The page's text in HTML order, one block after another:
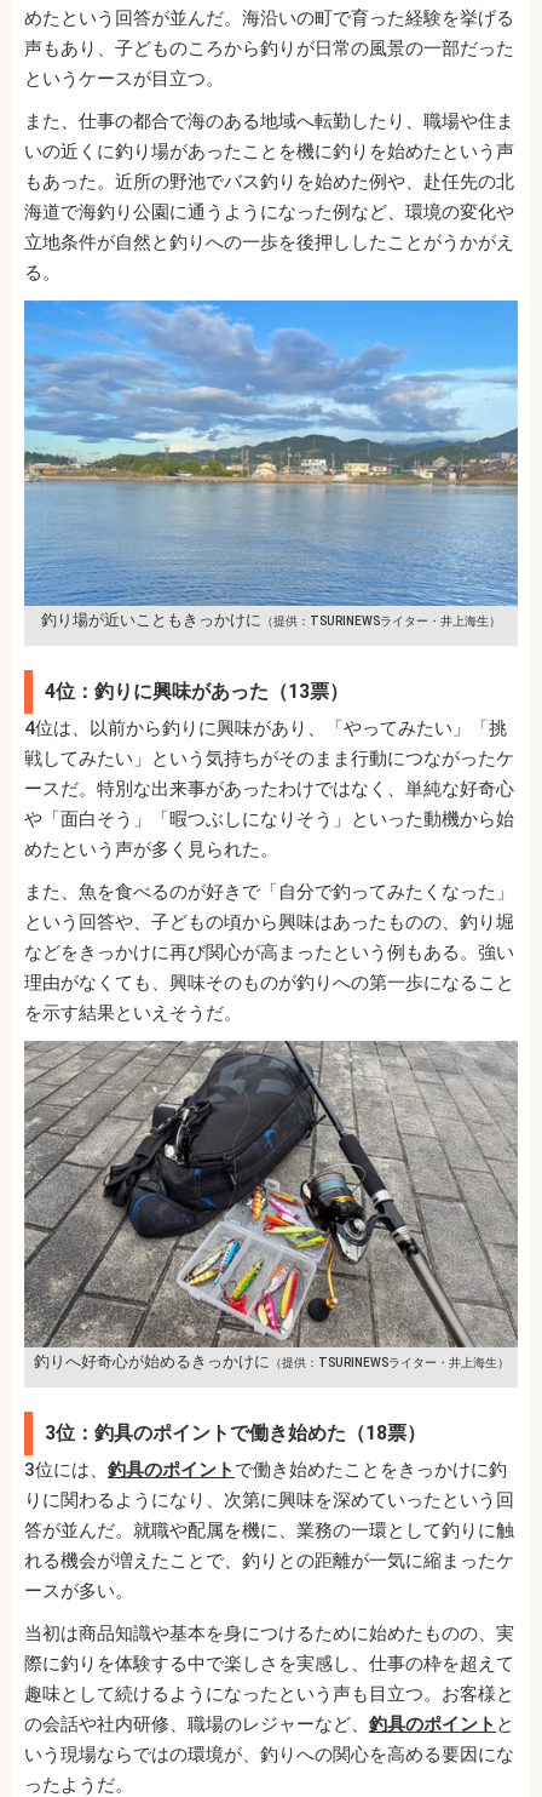
めたという回答が並んだ。海沿いの町で育った経験を挙げる
声もあり、子どものころから釣りが日常の風景の一部だった
というケースが目立つ。
また、仕事の都合で海のある地域へ転勤したり、職場や住ま
いの近くに釣り場があったことを機に釣りを始めたという声
もあった。近所の野池でバス釣りを始めた例や、赴任先の北
海道で海釣り公園に通うようになった例など、環境の変化や
立地条件が自然と釣りへの一歩を後押ししたことがうかがえ
る。
釣り場が近いこともきっかけに （提供：TSURINEWSライター・井上海生）
4位：釣りに興味があった（13票）
4位は、以前から釣りに興味があり、「やってみたい」「挑
戦してみたい」という気持ちがそのまま行動につながったケ
ースだ。特別な出来事があったわけではなく、単純な好奇心
や「面白そう」「暇つぶしになりそう」といった動機から始
めたという声が多く見られた。
また、魚を食べるのが好きで「自分で釣ってみたくなった」
という回答や、子どもの頃から興味はあったものの、釣り堀
などをきっかけに再び関心が高まったという例もある。強い
理由がなくても、興味そのものが釣りへの第一歩になること
を示す結果といえそうだ。
釣りへ好奇心が始めるきっかけに （提供：TSURINEWSライター・井上海生）
3位：釣具のポイントで働き始めた（18票）
3位には、 釣具のポイント で働き始めたことをきっかけに釣
りに関わるようになり、次第に興味を深めていったという回
答が並んだ。就職や配属を機に、業務の一環として釣りに触
れる機会が増えたことで、釣りとの距離が一気に縮まったケ
ースが多い。
当初は商品知識や基本を身につけるために始めたものの、実
際に釣りを体験する中で楽しさを実感し、仕事の枠を超えて
趣味として続けるようになったという声も目立つ。お客様と
の会話や社内研修、職場のレジャーなど、 釣具のポイント と
いう現場ならではの環境が、釣りへの関心を高める要因にな
ったようだ。